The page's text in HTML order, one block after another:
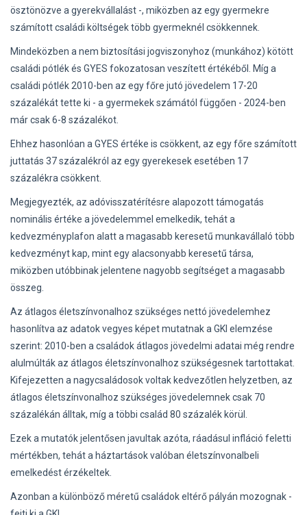
ösztönözve a gyerekvállalást -, miközben az egy gyermekre
számított családi költségek több gyermeknél csökkennek.
Mindeközben a nem biztosítási jogviszonyhoz (munkához) kötött
családi pótlék és GYES fokozatosan veszített értékéből. Míg a
családi pótlék 2010-ben az egy főre jutó jövedelem 17-20
százalékát tette ki - a gyermekek számától függően - 2024-ben
már csak 6-8 százalékot.
Ehhez hasonlóan a GYES értéke is csökkent, az egy főre számított
juttatás 37 százalékról az egy gyerekesek esetében 17
százalékra csökkent.
Megjegyezték, az adóvisszatérítésre alapozott támogatás
nominális értéke a jövedelemmel emelkedik, tehát a
kedvezményplafon alatt a magasabb keresetű munkavállaló több
kedvezményt kap, mint egy alacsonyabb keresetű társa,
miközben utóbbinak jelentene nagyobb segítséget a magasabb
összeg.
Az átlagos életszínvonalhoz szükséges nettó jövedelemhez
hasonlítva az adatok vegyes képet mutatnak a GKI elemzése
szerint: 2010-ben a családok átlagos jövedelmi adatai még rendre
alulmúlták az átlagos életszínvonalhoz szükségesnek tartottakat.
Kifejezetten a nagycsaládosok voltak kedvezőtlen helyzetben, az
átlagos életszínvonalhoz szükséges jövedelemnek csak 70
százalékán álltak, míg a többi család 80 százalék körül.
Ezek a mutatók jelentősen javultak azóta, ráadásul infláció feletti
mértékben, tehát a háztartások valóban életszínvonalbeli
emelkedést érzékeltek.
Azonban a különböző méretű családok eltérő pályán mozognak -